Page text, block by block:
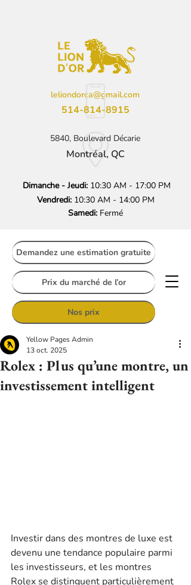
leliondorca@gmail.com
514-814-8915
5840, Boulevard Décarie
Montréal, QC
Dimanche - Jeudi: 10:30 AM - 17:00 PM
Vendredi:10:30 AM - 14:00 PM
Samedi: Fermé
Demandez une estimation gratuite
Prix du marché de l’or
Nos prix
Rolex : Plus qu’une montre, un
investissement intelligent
Yellow Pages Admin
13 oct. 2025
Investir dans des montres de luxe est
devenu une tendance populaire parmi
les investisseurs, et les montres
Rolex se distinguent particulièrement